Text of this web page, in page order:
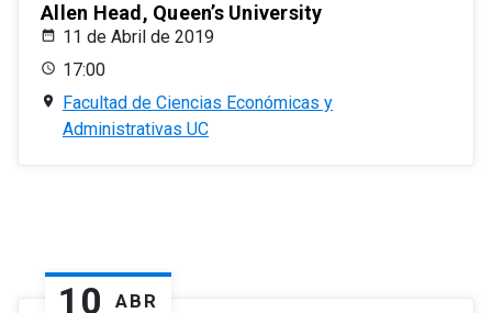
Allen Head, Queen’s University
11 de Abril de 2019
17:00
Facultad de Ciencias Económicas y
Administrativas UC
10 ABR